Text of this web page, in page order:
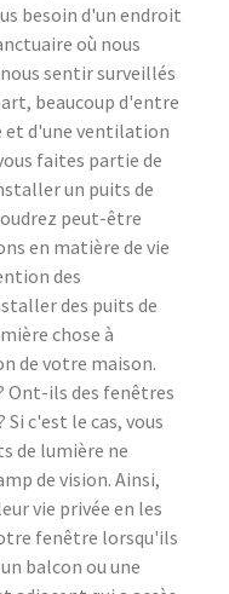
besoin d'un endroit
où nous
sentir surveillés
beaucoup d'entre
et d'une ventilation
faites partie de
un puits de
peut-être
en matière de vie
des
des puits de
chose à
de votre maison.
Ont-ils des fenêtres
c'est le cas, vous
de lumière ne
de vision. Ainsi,
vie privée en les
fenêtre lorsqu'ils
balcon ou une